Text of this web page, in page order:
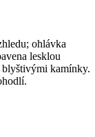
ohlávka
lesklou
blyštivými kamínky.